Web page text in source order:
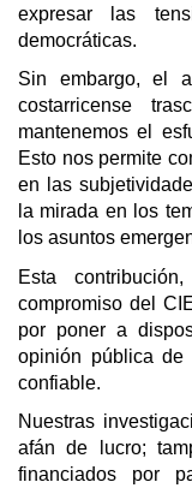
expresar las
democráticas.
Sin embargo, el
costarricense
mantenemos el
Esto nos permite
en las
la mirada en los
los asuntos
Esta
compromiso del
por poner a
opinión pública de
confiable.
Nuestras
afán de lucro;
financiados por